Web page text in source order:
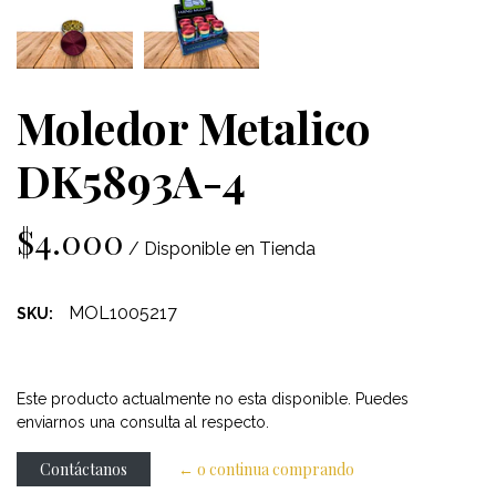
Moledor Metalico
DK5893A-4
$4.000 / Disponible en Tienda
SKU: MOL1005217
Este producto actualmente no esta disponible. Puedes
enviarnos una consulta al respecto.
Contáctanos ← o continua comprando